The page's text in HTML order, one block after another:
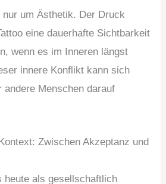
um Ästhetik. Der Druck
eine dauerhafte Sichtbarkeit
wenn es im Inneren längst
innere Konflikt kann sich
Menschen darauf
Zwischen Akzeptanz und
heute als gesellschaftlich